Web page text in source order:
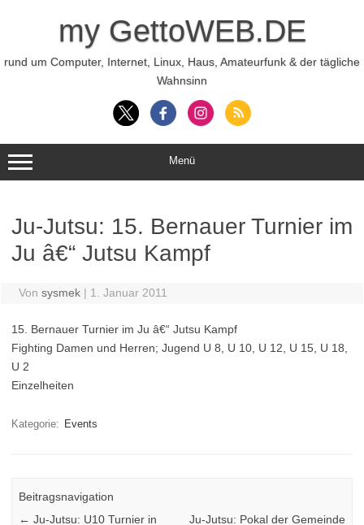
my GettoWEB.DE
rund um Computer, Internet, Linux, Haus, Amateurfunk & der tägliche
Wahnsinn
Menü
Ju-Jutsu: 15. Bernauer Turnier im
Ju â€“ Jutsu Kampf
Von sysmek | 1. Januar 2011
15. Bernauer Turnier im Ju â€“ Jutsu Kampf
Fighting Damen und Herren; Jugend U 8, U 10, U 12, U 15, U 18,
U 2
Einzelheiten
Kategorie: Events
Beitragsnavigation
← Ju-Jutsu: U10 Turnier in
Ju-Jutsu: Pokal der Gemeinde